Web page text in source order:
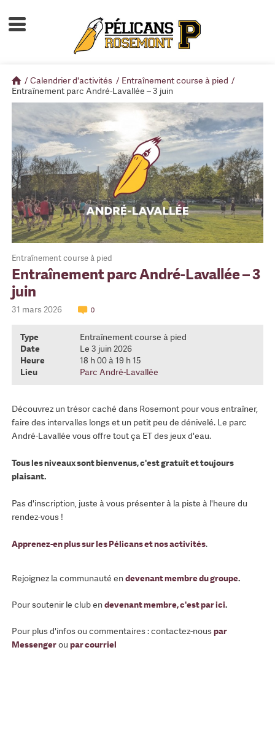
Accueil
Calendrier d'activités
Boutique
Devenir membre
/ Calendrier d'activités / Entraînement course à pied /
Entraînement parc André-Lavallée – 3 juin
Entraînement course à pied
Entraînement parc André-Lavallée – 3
juin
31 mars 2026 0
Type
Entraînement course à pied
Date
Le 3 juin 2026
Heure
18 h 00 à 19 h 15
Lieu
Parc André-Lavallée
Découvrez un trésor caché dans Rosemont pour vous entraîner,
faire des intervalles longs et un petit peu de dénivelé. Le parc
André-Lavallée vous offre tout ça ET des jeux d'eau.
Tous les niveaux sont bienvenus, c'est gratuit et toujours
plaisant.
Pas d'inscription, juste à vous présenter à la piste à l'heure du
rendez-vous !
Apprenez-en plus sur les Pélicans et nos activités.
Rejoignez la communauté endevenant membre du groupe.
Pour soutenir le club endevenant membre, c'est par ici.
Pour plus d'infos ou commentaires : contactez-nouspar
Messengerou par courriel